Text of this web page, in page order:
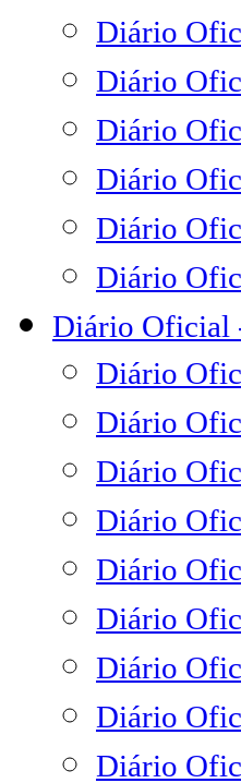
Diário
Diário
Diário
Diário
Diário
Diário
Diário Oficial
Diário
Diário
Diário
Diário
Diário
Diário
Diário
Diário
Diário